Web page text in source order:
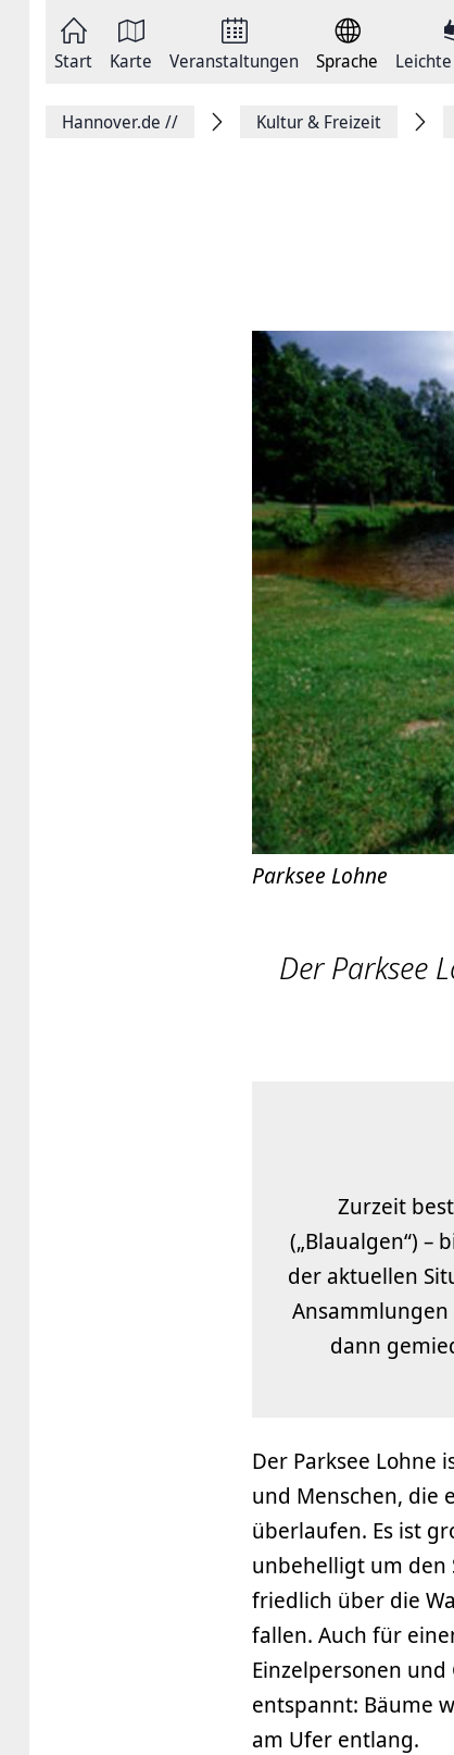
springen
Start Karte Veranstaltungen Sprache
FacebookHannover.de // Kultur & Freizeit
Parksee Lohne
Der Parksee
Zurzeit
(„Blaualgen“) –
der aktuellen
Ansammlungen
dann
Der Parksee Lohne
und Menschen, die
überlaufen. Es ist
unbehelligt um den
friedlich über die
fallen. Auch für
Einzelpersonen
entspannt: Bäume
am Ufer entlang.